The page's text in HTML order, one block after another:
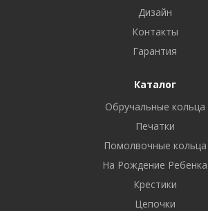
Дизайн
Контакты
Гарантия
Каталог
Обручальные кольца
Печатки
Помолвочные кольца
На Рождение Ребенка
Крестики
Цепочки